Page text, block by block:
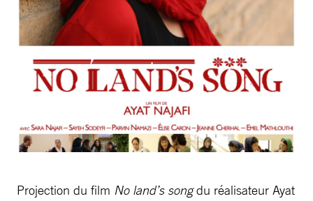
Projection du film No land’s songdu réalisateur Ayat